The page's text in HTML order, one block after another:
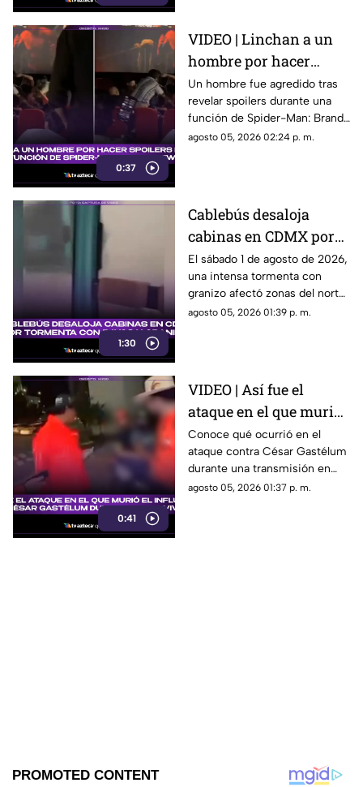
0:37
VIDEO | Linchan a un
hombre por hacer
spoilers durante la
función de Spider-Man:
Brand New Day
Un hombre fue agredido tras
revelar spoilers durante una
función de Spider-Man: Brand
New Day. El momento quedó
agosto 05, 2026 02:24 p. m.
1:30
Cablebús desaloja
cabinas en CDMX por
tormenta con rayos y
granizo
El sábado 1 de agosto de 2026,
una intensa tormenta con
granizo afectó zonas del norte
y oriente de la ciudad de
agosto 05, 2026 01:39 p. m.
0:41
VIDEO | Así fue el
ataque en el que murió
el influencer César
Gastélum durante un
en vivo
Conoce qué ocurrió en el
ataque contra César Gastélum
durante una transmisión en
vivo y lo que se sabe del caso.
agosto 05, 2026 01:37 p. m.